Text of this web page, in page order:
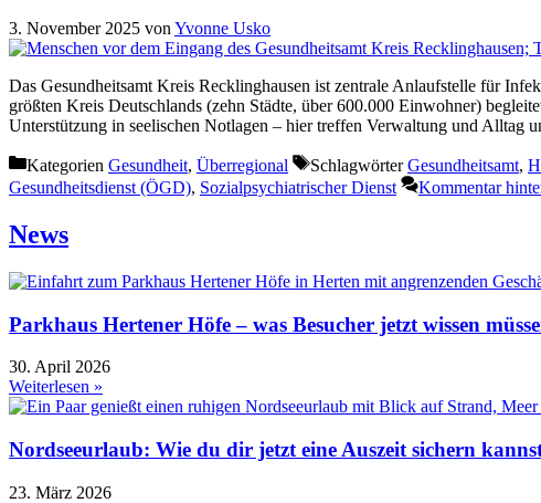
3. November 2025 von Yvonne Usko
Das Gesundheitsamt Kreis Recklinghausen ist zentrale Anlaufstelle für
größten Kreis Deutschlands (zehn Städte, über 600.000 Einwohner)
Unterstützung in seelischen Notlagen – hier treffen Verwaltung und Alltag
Kategorien Gesundheit, Überregional SchlagwörterGesundheitsamt,
Gesundheitsdienst (ÖGD), Sozialpsychiatrischer Dienst Kommentar
News
Parkhaus Hertener Höfe – was Besucher jetzt wissen
30. April 2026
Weiterlesen »
Nordseeurlaub: Wie du dir jetzt eine Auszeit sichern
23. März 2026